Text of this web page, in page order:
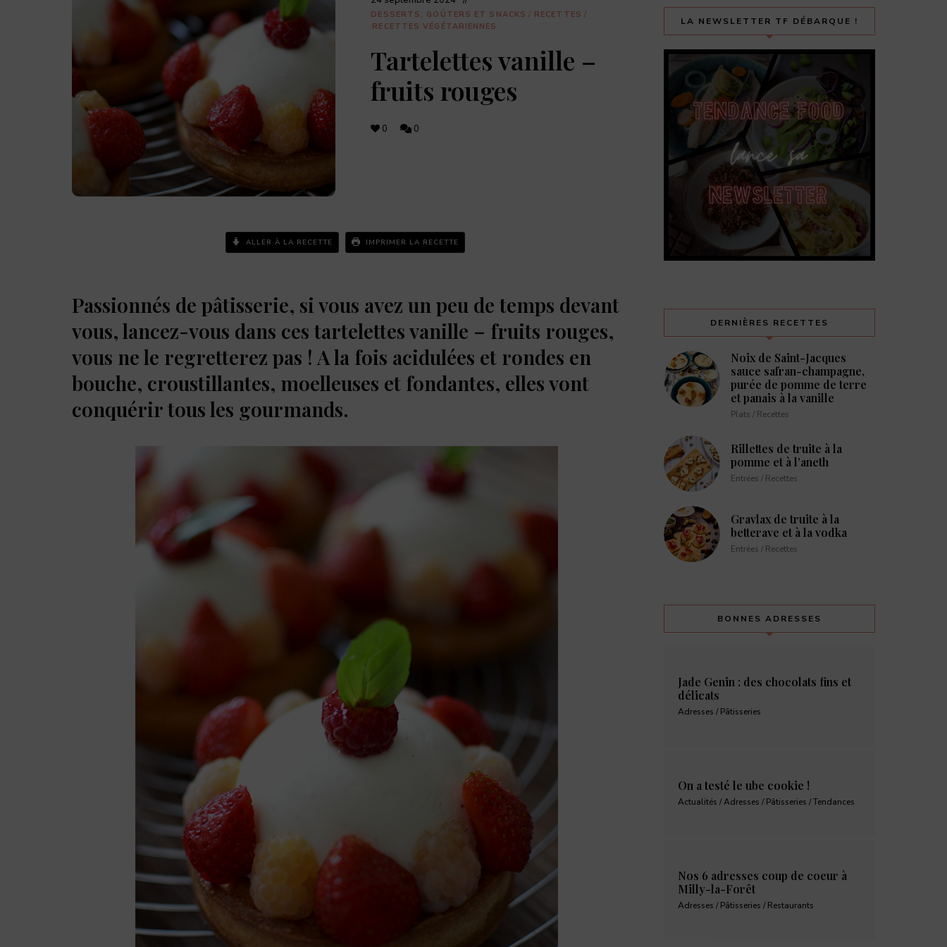
retrouve
recettes
dernières
actualités
food,
adresses
coffee
DESSERTS, GOÛTERS ET SNACKS / RECETTES /
RECETTES VÉGÉTARIENNES
Tartelettes vanille –
fruits rouges
0 0
ALLER À LA RECETTE IMPRIMER LA RECETTE
Passionnés de pâtisserie, si vous avez un peu de temps devant
vous, lancez-vous dans ces tartelettes vanille – fruits rouges,
vous ne le regretterez pas ! A la fois acidulées et rondes en
bouche, croustillantes, moelleuses et fondantes, elles vont
conquérir tous les gourmands.
LA NEWSLETTER TF DÉBARQUE !
DERNIÈRES RECETTES
Noix de Saint-Jacques
sauce safran-champagne,
purée de pomme de terre
et panais à la vanille
Plats / Recettes
Rillettes de truite à la
pomme et à l’aneth
Entrées / Recettes
Gravlax de truite à la
betterave et à la vodka
Entrées / Recettes
BONNES ADRESSES
Jade Genin : des chocolats fins et
délicats
Adresses / Pâtisseries
On a testé le ube cookie !
Actualités / Adresses / Pâtisseries / Tendances
Nos 6 adresses coup de coeur à
Milly-la-Forêt
Adresses / Pâtisseries / Restaurants